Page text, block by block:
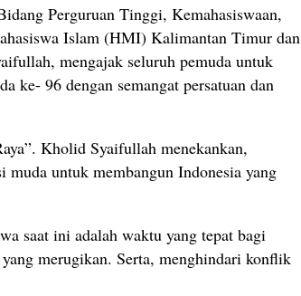
Perguruan Tinggi, Kemahasiswaan,
Islam (HMI) Kalimantan Timur dan
mengajak seluruh pemuda untuk
ke- 96 dengan semangat persatuan dan
Kholid Syaifullah menekankan,
muda untuk membangun Indonesia yang
saat ini adalah waktu yang tepat bagi
merugikan. Serta, menghindari konflik